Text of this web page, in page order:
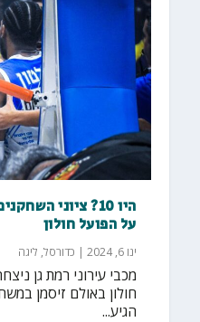
היו 10? ציוני
על הפועל חולון
ינו 6, 2024 | כדורסל, ליגה
חולון באולם זיסמן
הגיע...